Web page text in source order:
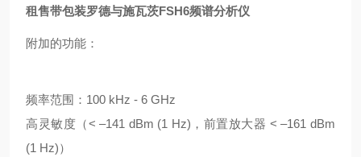
租售带包装罗德与施瓦茨FSH6频谱分析仪
附加的功能：
频率范围：100 kHz - 6 GHz
高灵敏度（< –141 dBm (1 Hz)，前置放大器 < –161 dBm
(1 Hz)）